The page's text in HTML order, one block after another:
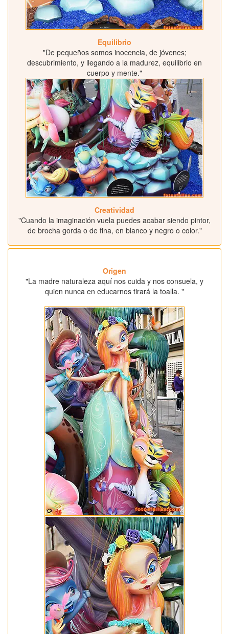
Equilibrio
"De pequeños somos inocencia, de jóvenes;
descubrimiento, y llegando a la madurez, equilibrio en
cuerpo y mente."
Creatividad
"Cuando la imaginación vuela puedes acabar siendo pintor,
de brocha gorda o de fina, en blanco y negro o color."
Origen
"La madre naturaleza aquí nos cuida y nos consuela, y
quien nunca en educarnos tirará la toalla. "